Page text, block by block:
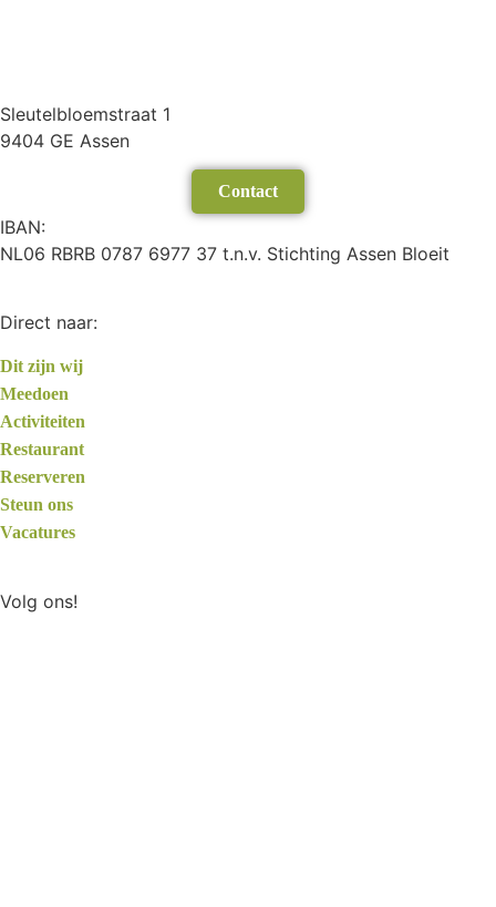
Sleutelbloemstraat 1
9404 GE Assen
Contact
IBAN:
NL06 RBRB 0787 6977 37 t.n.v. Stichting Assen Bloeit
Direct naar:
Dit zijn wij
Meedoen
Activiteiten
Restaurant
Reserveren
Steun ons
Vacatures
Volg ons!